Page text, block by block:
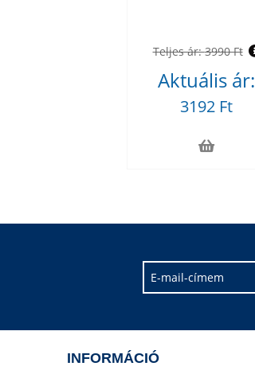
Teljes ár:3990 Ft
Aktuális ár:
3192 Ft
INFORMÁCIÓ